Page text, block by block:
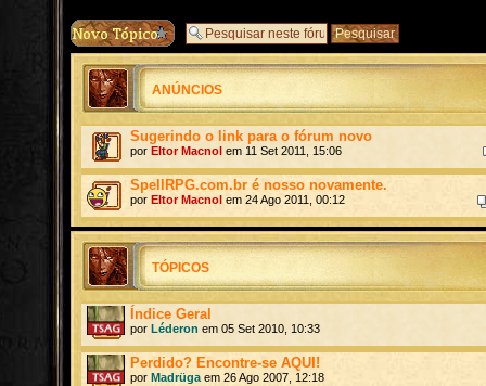
ANÚNCIOS
Sugerindo o link para o fórum novo
por Eltor Macnol em 11 Set 2011, 15:06
SpellRPG.com.br é nosso novamente.
por Eltor Macnol em 24 Ago 2011, 00:12
TÓPICOS
Índice Geral
por Léderon em 05 Set 2010, 10:33
Perdido? Encontre-se AQUI!
por Madrüga em 26 Ago 2007, 12:18